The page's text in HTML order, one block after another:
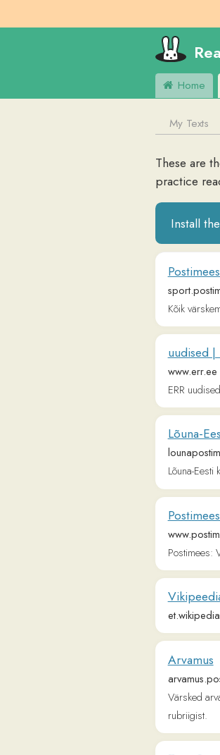
Home
practice
Install the
Postimees
Kõik
uudised | ERR
www.err.ee
ERR uudised.
Lõuna-Eesti
Lõuna-Eesti
Postimees:
www.postimees.ee
Postimees:
Vikipeedia
et.wikipedia.org
Arvamus
Värsked
rubriigist.
Tartu Postimees
Värsked uudised